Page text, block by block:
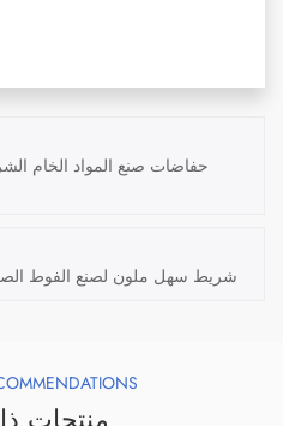
حفاضات صنع المواد الخام
شريط سهل ملون لصنع الفوط
منتجات